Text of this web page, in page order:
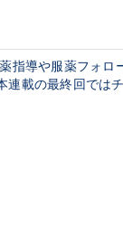
指導や服薬フォ
載の最終回で